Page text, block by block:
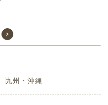
九州・沖縄